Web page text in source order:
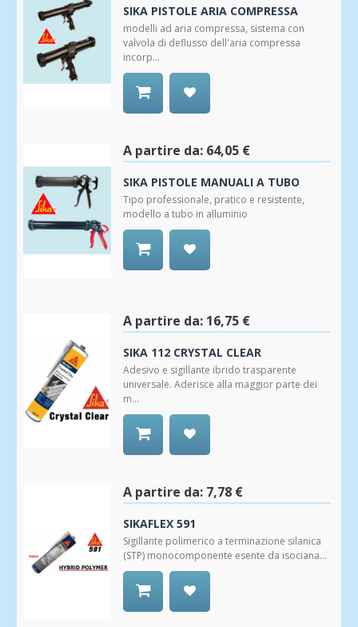
SIKA PISTOLE ARIA COMPRESSA
modelli ad aria compressa, sistema con
valvola di deflusso dell'aria compressa
incorp...
Wishlist
A partire da: 64,05 €
SIKA PISTOLE MANUALI A TUBO
Tipo professionale, pratico e resistente,
modello a tubo in alluminio
A partire da: 16,75 €
SIKA 112 CRYSTAL CLEAR
Adesivo e sigillante ibrido trasparente
universale. Aderisce alla maggior parte dei
m...
Wishlist
A partire da: 7,78 €
SIKAFLEX 591
Sigillante polimerico a terminazione silanica
(STP) monocomponente esente da isociana...